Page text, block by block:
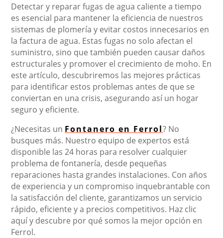
Detectar y reparar fugas de agua caliente a tiempo
es esencial para mantener la eficiencia de nuestros
sistemas de plomería y evitar costos innecesarios en
la factura de agua. Estas fugas no solo afectan el
suministro, sino que también pueden causar daños
estructurales y promover el crecimiento de moho. En
este artículo, descubriremos las mejores prácticas
para identificar estos problemas antes de que se
conviertan en una crisis, asegurando así un hogar
seguro y eficiente.
¿Necesitas un Fontanero en Ferrol? No
busques más. Nuestro equipo de expertos está
disponible las 24 horas para resolver cualquier
problema de fontanería, desde pequeñas
reparaciones hasta grandes instalaciones. Con años
de experiencia y un compromiso inquebrantable con
la satisfacción del cliente, garantizamos un servicio
rápido, eficiente y a precios competitivos. Haz clic
aquí y descubre por qué somos la mejor opción en
Ferrol.